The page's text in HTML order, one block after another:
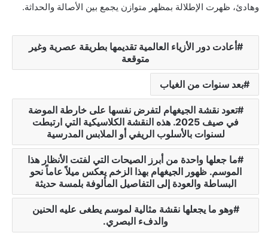
وهادئ، ظهرت الإطلالة بمظهر متوازن يجمع بين الأصالة والحداثة.
أعادت دور الأزياء العالمية تقديمها بطريقة عصرية وغير
متوقعة
بعد سنوات من الغياب
تعود نقشة الجيغهام لتفرض نفسها على خارطة الموضة
في صيف 2025. هذه النقشة الكلاسيكية التي ارتبطت
لسنوات بالأسلوب الريفي أو الملابس المدرسية
ما جعلها واحدة من أبرز الصيحات التي لفتت الأنظار هذا
الموسم. ظهور الجيغهام بهذا الزخم يعكس ميلاً عاماً نحو
البساطة والعودة إلى التفاصيل المألوفة بلمسة حديثة
وهو ما يجعلها نقشة مثالية لموسم يطغى عليه الحنين
والدفء البصري.